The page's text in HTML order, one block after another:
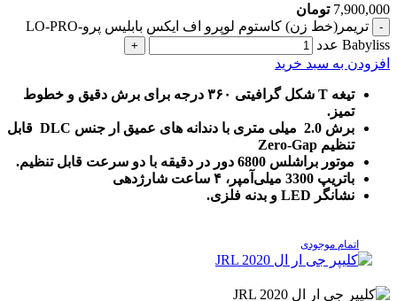
7,900,000 تومان
تریمر(خط زن) کاستوم لوپرو اف ایکس بابلیس پرو-LO-PRO
Babyliss عدد
افزودن به سبد خرید
تیغه T شکل گرافیتی ۳۶۰ درجه برای برش دقیق و خطوط
تمیز.
برش 2.0 میلی متری با دندانه های عمیق ار جنس DLC قابل
تنظیم Zero-Gap
موتور براشلس 6800 دور در دقیقه با دو سرعت قابل تنظیم.
باتریپ 3300 میلی‌آمپر، ۴ ساعت شارژدهی
نشانگر LED و بدنه فلزی.
اتمام موجودی